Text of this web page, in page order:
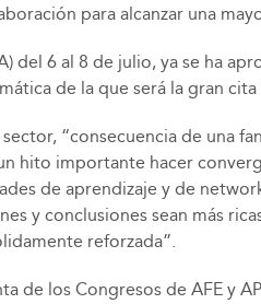
para alcanzar una
del 6 al 8 de julio, ya se ha
de la que será la gran
“consecuencia de una
hito importante hacer
de aprendizaje y de
y conclusiones sean más
reforzada”.
de los Congresos de AFE y